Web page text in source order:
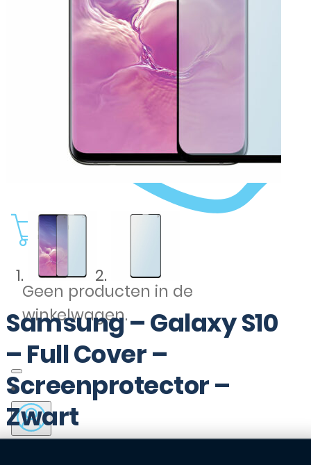
0
Geen producten in de
winkelwagen.
Samsung – Galaxy S10
– Full Cover –
Screenprotector –
Zwart